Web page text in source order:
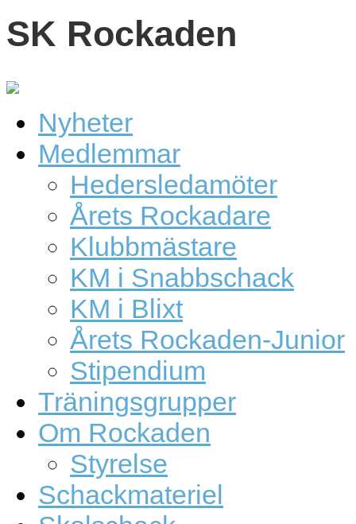
SK Rockaden
Nyheter
Medlemmar
Hedersledamöter
Årets Rockadare
Klubbmästare
KM i Snabbschack
KM i Blixt
Årets Rockaden-Junior
Stipendium
Träningsgrupper
Om Rockaden
Styrelse
Schackmateriel